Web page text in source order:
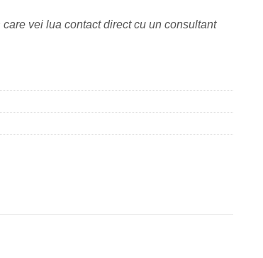
vei lua contact direct cu un consultant